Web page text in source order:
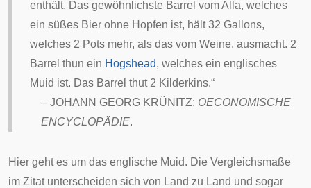
enthält. Das gewöhnlichste Barrel vom Alla, welches
ein süßes Bier ohne Hopfen ist, hält 32 Gallons,
welches 2 Pots mehr, als das vom Weine, ausmacht. 2
Barrel thun ein Hogshead, welches ein englisches
Muid ist. Das Barrel thut 2 Kilderkins.“
– JOHANN GEORG KRÜNITZ: OECONOMISCHE
ENCYCLOPÄDIE.
Hier geht es um das englische Muid. Die Vergleichsmaße
im Zitat unterscheiden sich von Land zu Land und sogar